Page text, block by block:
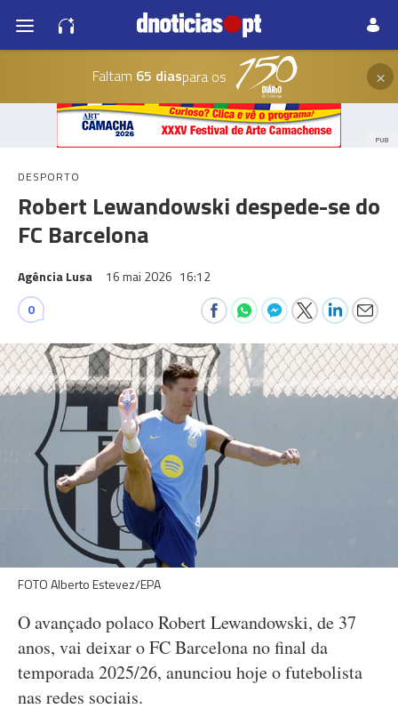
Faltam 65 diaspara os ×
PUB
DESPORTO
Robert Lewandowski despede-se do
FC Barcelona
Agência Lusa 16 mai 2026 16:12
0
FOTO Alberto Estevez/EPA
O avançado polaco Robert Lewandowski, de 37
anos, vai deixar o FC Barcelona no final da
temporada 2025/26, anunciou hoje o futebolista
nas redes sociais.